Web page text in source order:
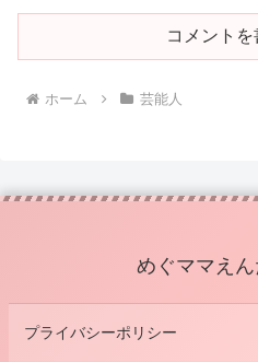
コメント
ホーム 芸能人
めぐママえ
プライバシーポリシー